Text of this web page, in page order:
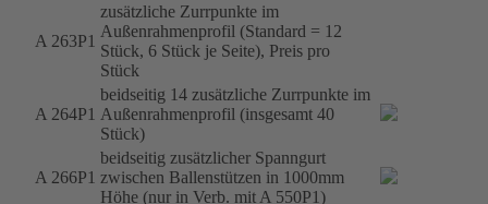
A 263P1
zusätzliche Zurrpunkte im
Außenrahmenprofil (Standard = 12
Stück, 6 Stück je Seite), Preis pro
Stück
A 264P1
beidseitig 14 zusätzliche Zurrpunkte im
Außenrahmenprofil (insgesamt 40
Stück)
A 266P1
beidseitig zusätzlicher Spanngurt
zwischen Ballenstützen in 1000mm
Höhe (nur in Verb. mit A 550P1)